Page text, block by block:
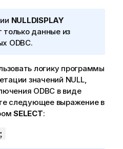
NULLDISPLAY
только данные из
ODBC.
логику программы
значений NULL,
ODBC в виде
следующее выражение в
SELECT: